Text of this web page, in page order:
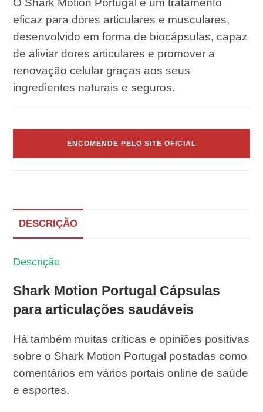
O Shark Motion Portugal é um tratamento
eficaz para dores articulares e musculares,
desenvolvido em forma de biocápsulas, capaz
de aliviar dores articulares e promover a
renovação celular graças aos seus
ingredientes naturais e seguros.
ENCOMENDE PELO SITE OFICIAL
DESCRIÇÃO
Descrição
Shark Motion Portugal Cápsulas
para articulações saudáveis
Há também muitas críticas e opiniões positivas
sobre o Shark Motion Portugal postadas como
comentários em vários portais online de saúde
e esportes.